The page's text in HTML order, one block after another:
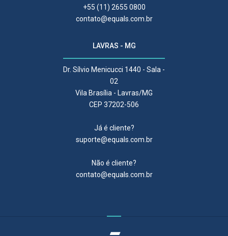
+55 (11) 2655 0800
contato@equals.com.br
LAVRAS - MG
Dr. Sílvio Menicucci 1440 - Sala -
02
Vila Brasília - Lavras/MG
CEP 37202-506
Já é cliente?
suporte@equals.com.br
Não é cliente?
contato@equals.com.br